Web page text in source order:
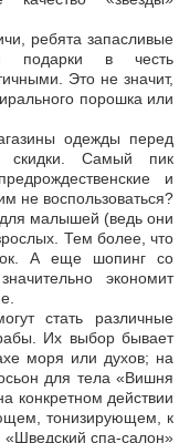
ребята запасливые
подарки в честь
Это не значит,
порошка или
одежды перед
скидки. Самый пик
и
не воспользоваться?
малышей (ведь они
Тем более, что
А еще шопинг со
экономит
стать различные
Их выбор бывает
моря или духов; на
для тела «Вишня
конкретном действии
тонизирующем, к
спа-салон»